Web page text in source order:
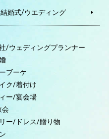
結婚式/ウエディング
/ウェディングプランナー
ブーケ
ク/着付け
ー/宴会場
会
ー/ドレス/贈り物